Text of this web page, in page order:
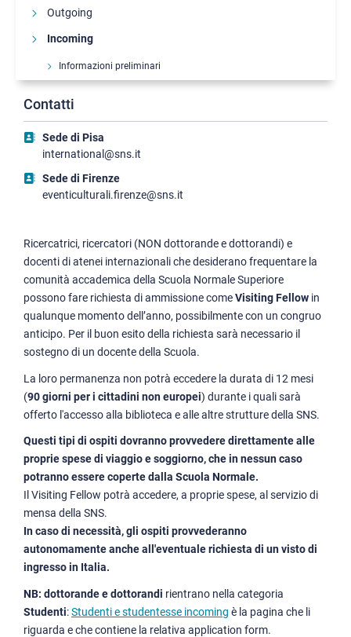
Outgoing
Incoming
Informazioni preliminari
Studentesse e studenti internazionali incoming
Staff internazionale ospite
Contatti utili
Contatti
Sede di Pisa
international@sns.it
Sede di Firenze
eventiculturali.firenze@sns.it
Ricercatrici, ricercatori (NON dottorande e dottorandi) e
docenti di atenei internazionali che desiderano frequentare la
comunità accademica della Scuola Normale Superiore
possono fare richiesta di ammissione comeVisiting Fellow in
qualunque momento dell’anno, possibilmente con un congruo
anticipo. Per il buon esito della richiesta sarà necessario il
sostegno di un docente della Scuola.
La loro permanenza non potrà eccedere la durata di 12 mesi
(90 giorni per i cittadini non europei) durante i quali sarà
offerto l'accesso alla biblioteca e alle altre strutture della SNS.
Questi tipi di ospiti dovranno provvedere direttamente alle
proprie spese di viaggio e soggiorno, che in nessun caso
potranno essere coperte dalla Scuola Normale.
Il Visiting Fellow potrà accedere, a proprie spese, al servizio di
mensa della SNS.
In caso di necessità, gli ospiti provvederanno
autonomamente anche all'eventuale richiesta di un visto di
ingresso in Italia.
NB: dottorande e dottorandi rientrano nella categoria
Studenti:Studenti e studentesse incoming è la pagina che li
riguarda e che contiene la relativa application form.